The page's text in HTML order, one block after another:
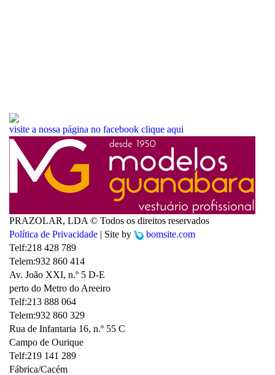
visite a nossa página no facebook clique aqui
PRAZOLAR, LDA © Todos os direitos reservados
Política de Privacidade | Site by
bomsite.com
Telf:218 428 789
Telem:932 860 414
Av. João XXI, n.º 5 D-E
perto do Metro do Areeiro
Telf:213 888 064
Telem:932 860 329
Rua de Infantaria 16, n.º 55 C
Campo de Ourique
Telf:219 141 289
Fábrica/Cacém